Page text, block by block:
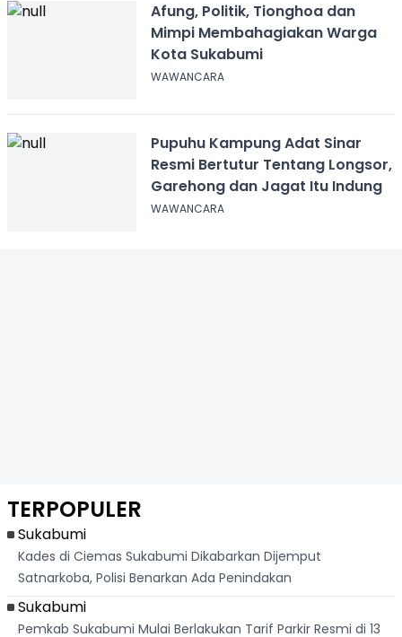
Afung, Politik, Tionghoa dan
Mimpi Membahagiakan Warga
Kota Sukabumi
WAWANCARA
Pupuhu Kampung Adat Sinar
Resmi Bertutur Tentang Longsor,
Garehong dan Jagat Itu Indung
WAWANCARA
TERPOPULER
Sukabumi
Kades di Ciemas Sukabumi Dikabarkan Dijemput
Satnarkoba, Polisi Benarkan Ada Penindakan
Sukabumi
Pemkab Sukabumi Mulai Berlakukan Tarif Parkir Resmi di 13